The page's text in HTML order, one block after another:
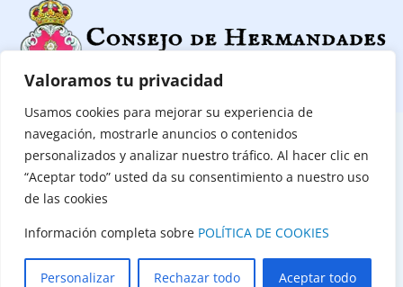
Valoramos tu privacidad
Usamos cookies para mejorar su experiencia de
navegación, mostrarle anuncios o contenidos
personalizados y analizar nuestro tráfico. Al hacer clic en
“Aceptar todo” usted da su consentimiento a nuestro uso
de las cookies
Información completa sobre POLÍTICA DE COOKIES
Personalizar Rechazar todo Aceptar todo
CONTACTAR |POLITICA DE PRIVACIDAD|POLÍTICA DE COOKIES
(C) Consejo de Hermandades y Cofradías de Utrera 2026
Diseño Web:Mercurio Estudios